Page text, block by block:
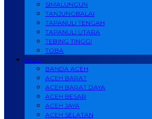
SIMALUNGUN
TANJUNGBALAI
TAPANULI TENGAH
TAPANULI UTARA
TEBING TINGGI
TOBA
ACEH
BANDA ACEH
ACEH BARAT
ACEH BARAT DAYA
ACEH BESAR
ACEH JAYA
ACEH SELATAN